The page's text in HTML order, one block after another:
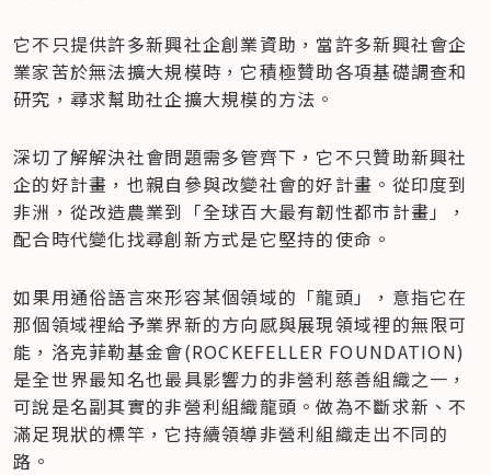
它不只提供許多新興社企創業資助，當許多新興社會企
業家苦於無法擴大規模時，它積極贊助各項基礎調查和
研究，尋求幫助社企擴大規模的方法。
深切了解解決社會問題需多管齊下，它不只贊助新興社
企的好計畫，也親自參與改變社會的好計畫。從印度到
非洲，從改造農業到「全球百大最有韌性都市計畫」，
配合時代變化找尋創新方式是它堅持的使命。
如果用通俗語言來形容某個領域的「龍頭」，意指它在
那個領域裡給予業界新的方向感與展現領域裡的無限可
能，洛克菲勒基金會(ROCKEFELLER FOUNDATION)
是全世界最知名也最具影響力的非營利慈善組織之一，
可說是名副其實的非營利組織龍頭。做為不斷求新、不
滿足現狀的標竿，它持續領導非營利組織走出不同的
路。